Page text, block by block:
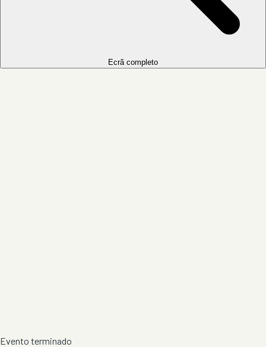
Ecrã completo
Evento terminado